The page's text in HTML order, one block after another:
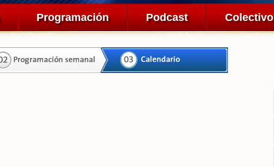
Programación Podcast